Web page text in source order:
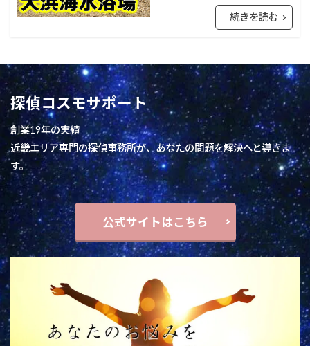
続きを読む
探偵コスモサポート
創業19年の実績
近畿エリア専門の探偵事務所が、あなたの問題を解決へと導きま
す。
公式サイトはこちら